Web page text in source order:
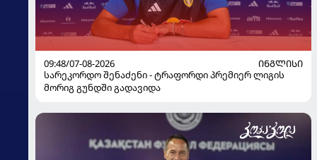
09:48/07-08-2026
ᲘᲜᲒᲚᲘᲡᲘ
სარეკორდო შენაძენი - ტრაფორდი პრემიერ ლიგის
მორიგ გუნდში გადავიდა